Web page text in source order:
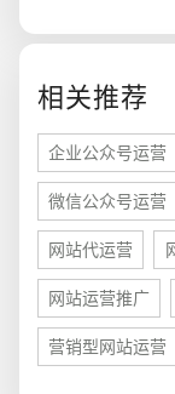
相关推荐
企业公众号运营
微信公众号运营
网站代运营
网站运营推广
营销型网站运营